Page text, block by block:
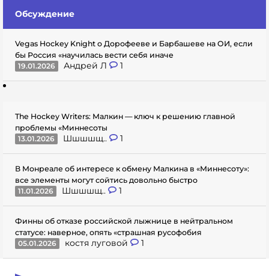
Обсуждение
Vegas Hockey Knight о Дорофееве и Барбашеве на ОИ, если
бы Россия «научилась вести себя иначе
19.01.2026
Андрей Л 1
The Hockey Writers: Малкин — ключ к решению главной
проблемы «Миннесоты
13.01.2026
Шшшшщ.. 1
В Монреале об интересе к обмену Малкина в «Миннесоту»:
все элементы могут сойтись довольно быстро
11.01.2026
Шшшшщ.. 1
Финны об отказе российской лыжнице в нейтральном
статусе: наверное, опять «страшная русофобия
05.01.2026
костя луговой 1